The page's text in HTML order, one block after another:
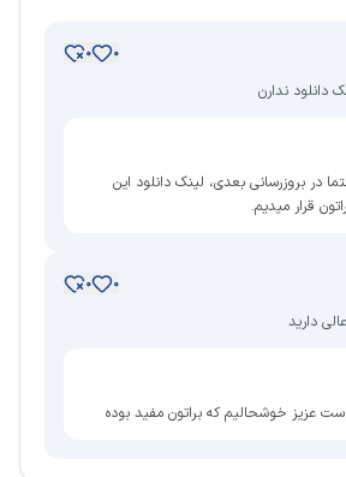
0
0
دانلود ندارن
در بروزرسانی بعدی، لینک دانلود این
قرار میدیم.
0
0
دارید
عزیز خوشحالیم که براتون مفید بوده